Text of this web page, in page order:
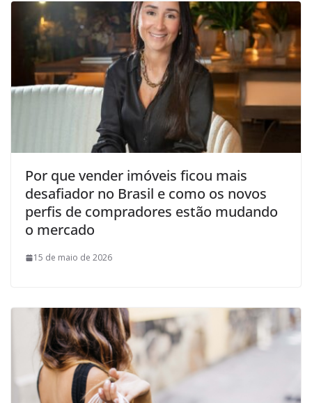
Por que vender imóveis ficou mais
desafiador no Brasil e como os novos
perfis de compradores estão mudando
o mercado
15 de maio de 2026